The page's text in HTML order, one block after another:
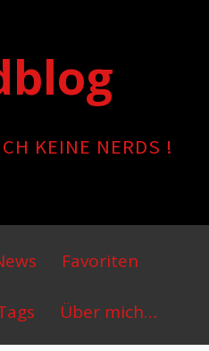
KEINE NERDS !
Favoriten
Über mich…